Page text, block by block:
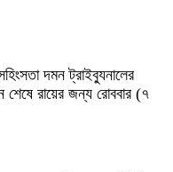
দমন ট্রাইব্যুনালের
শেষে রায়ের জন্য রোববার (৭